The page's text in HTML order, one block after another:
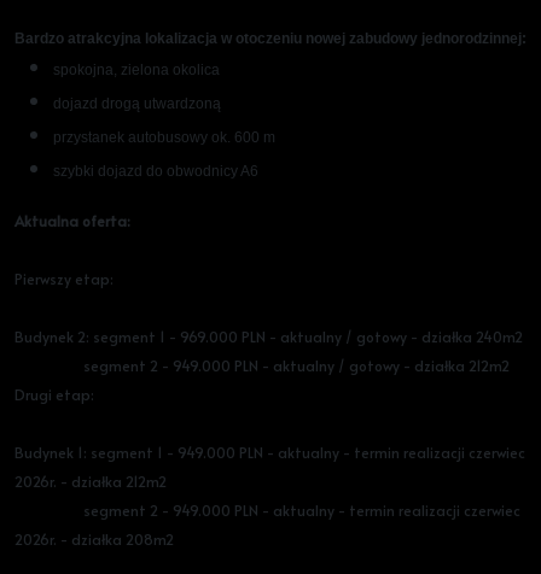
Bardzo atrakcyjna lokalizacja w otoczeniu nowej zabudowy jednorodzinnej:
spokojna, zielona okolica
dojazd drogą utwardzoną
przystanek autobusowy ok. 600 m
szybki dojazd do obwodnicy A6
Aktualna oferta:
Pierwszy etap:
Budynek 2: segment 1 - 969.000 PLN - aktualny / gotowy - działka 240m2
segment 2 - 949.000 PLN - aktualny / gotowy - działka 212m2
Drugi etap:
Budynek 1: segment 1 - 949.000 PLN - aktualny - termin realizacji czerwiec
2026r. - działka 212m2
segment 2 - 949.000 PLN - aktualny - termin realizacji czerwiec
2026r. - działka 208m2